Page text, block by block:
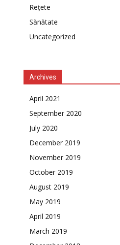
Rețete
Sănătate
Uncategorized
Archives
April 2021
September 2020
July 2020
December 2019
November 2019
October 2019
August 2019
May 2019
April 2019
March 2019